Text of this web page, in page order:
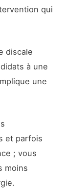
qui
discale
à une
une
et parfois
; vous
moins